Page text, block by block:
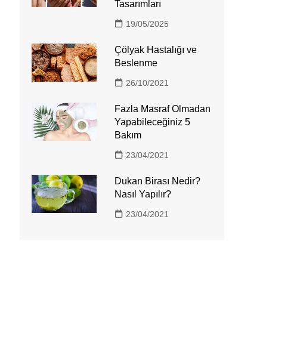
Tasarımları
19/05/2025
Çölyak Hastalığı ve
Beslenme
26/10/2021
Fazla Masraf Olmadan
Yapabileceğiniz 5
Bakım
23/04/2021
Dukan Birası Nedir?
Nasıl Yapılır?
23/04/2021